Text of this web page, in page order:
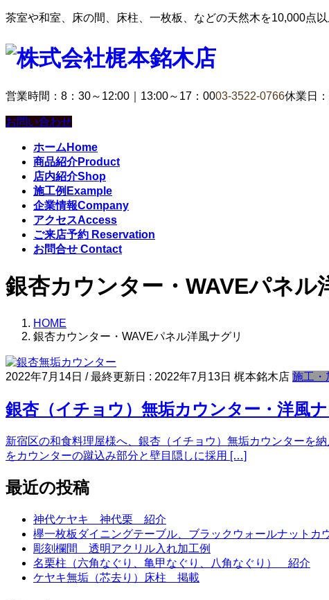
茶室や和室、床の間、床柱、一枚板、などの天然木を10,000点
営業時間：8：30～12:00｜13:00～17：0003-3522-0766休業日
お問い合わせ
ホーム Home
商品紹介Product
店内紹介Shop
施工例 Example
企業情報Company
アクセスAccess
ご来店予約 Reservation
お問合せ Contact
銀杏カウンター・WAVEパネル
HOME
銀杏カウンター・WAVEパネル洋風ナグリ
2022年7月14日 / 最終更新日 : 2022年7月13日 梶本銘木店 施工・
銀杏（イチョウ）無垢カウンター・洋風
新宿区の和食料理屋様へ、銀杏（イチョウ）無垢カウンター
をカウンターの蹴込み部分と壁目隠しに採用 […]
最近の投稿
神代ケヤキ 神代栗 紹介
欅一枚板ダイニングテーブル、ブラックウォールナット
彫刻欄間 透明アクリル入れ加工例
名栗柱（六角なぐり、亀甲なぐり、八角なぐり） 紹介
ケヤキ無垢（芯去り）床柱 掲載